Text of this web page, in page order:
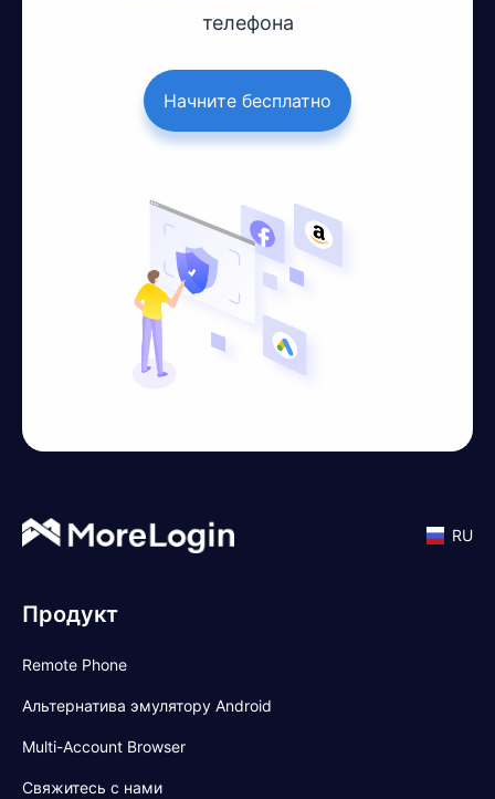
телефона
Начните бесплатно
RU
Продукт
Remote Phone
Альтернатива эмулятору Android
Multi-Account Browser
Свяжитесь с нами